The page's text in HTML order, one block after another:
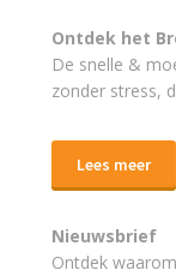
Ontdek het
De snelle &
zonder stress,
Lees meer
Nieuwsbrief
Ontdek